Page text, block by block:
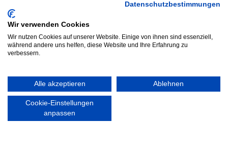
Abonnieren
Walddörfer Sportverein
Halenreie 32-34
22359 Hamburg
Tel. 040 / 64 50 62 - 0
SERVICEZEITEN:
Mo. – Fr. 8:00 – 22:00 Uhr
Datenschutzbestimmungen
Wir verwenden Cookies
Wir nutzen Cookies auf unserer Website. Einige von ihnen sind essenziell,
während andere uns helfen, diese Website und Ihre Erfahrung zu
verbessern.
Alle akzeptieren Ablehnen
Cookie-Einstellungen
anpassen